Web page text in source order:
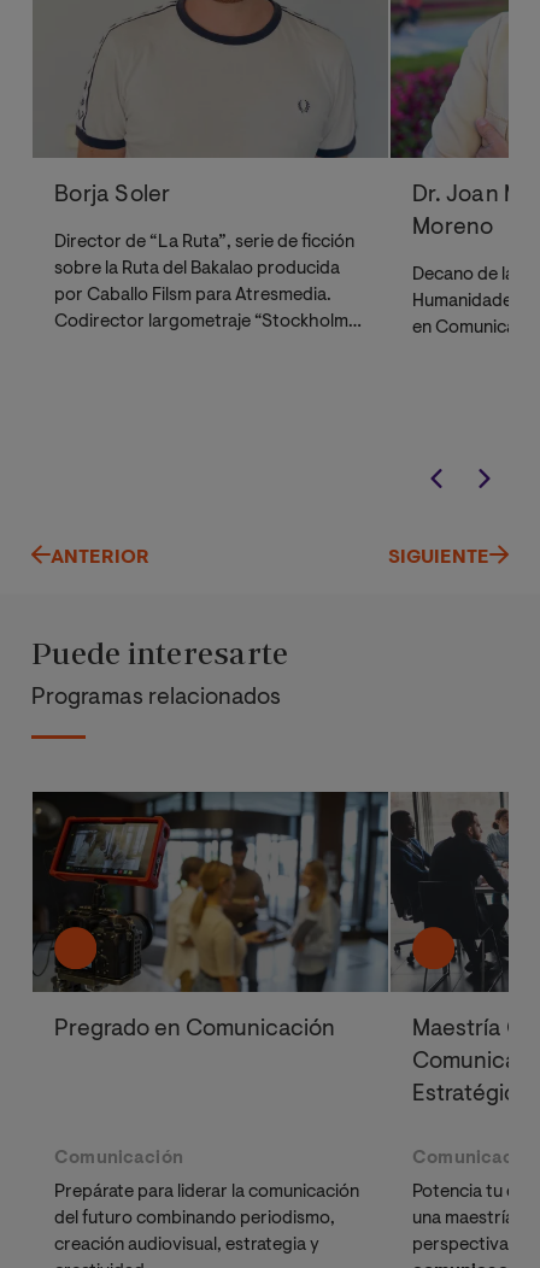
Borja Soler
Director de “La Ruta”, serie de ficción
sobre la Ruta del Bakalao producida
por Caballo Filsm para Atresmedia.
Codirector largometraje “Stockholm”
Dr. Joan
Moreno
Decano de la
Humanidades
en
ANTERIOR SIGUIENTE
Puede interesarte
Programas relacionados
Pregrado en Comunicación
Comunicación
Prepárate para liderar la comunicación
del futuro combinando periodismo,
creación audiovisual, estrategia y
Maestría
Estratégica
Comunicación
Potencia tu
una maestría
perspectiva